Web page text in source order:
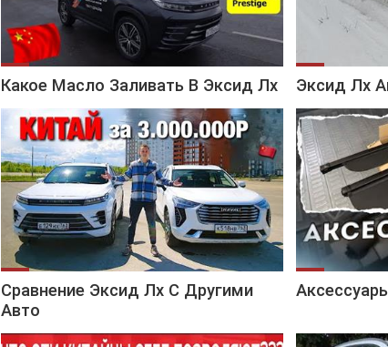
Какое Масло Заливать В Эксид Лх Эксид Лх
Сравнение Эксид Лх С Другими
Авто